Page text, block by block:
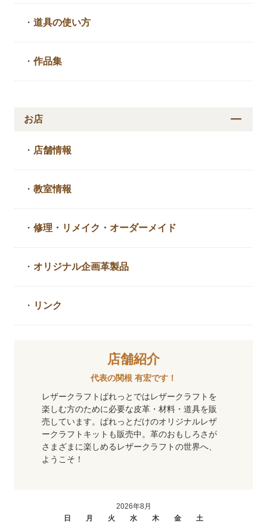
・道具の使い方
・作品集
お店
・ 店舗情報
・教室情報
・修理・リメイク・ オーダーメイド
・ オリジナル企画革製品
・ リンク
店舗紹介
代表の関根 有宏です！
レザークラフトぱれっとではレザークラフトを
楽しむ方のために必要な皮革・材料・道具を販
売しています。ぱれっとだけのオリジナルレザ
ークラフトキットも販売中。革のおもしろさが
さまざまに楽しめるレザークラフトの世界へ、
ようこそ！
2026年8月
日
月 火 水 木 金
土